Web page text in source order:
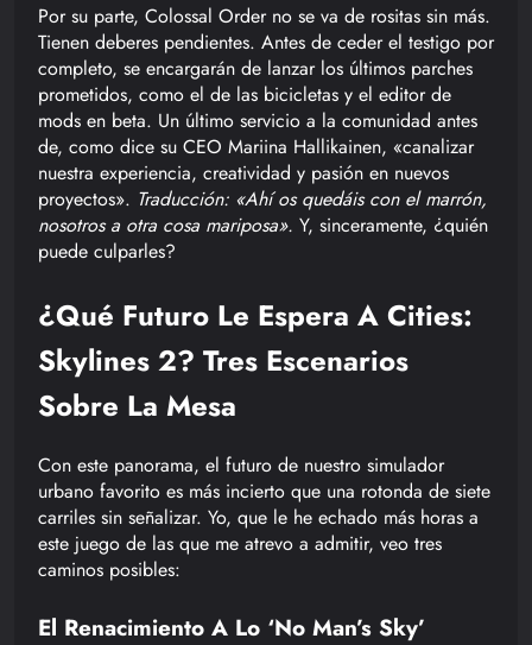
Por su parte, Colossal Order no se va de rositas sin más.
Tienen deberes pendientes. Antes de ceder el testigo por
completo, se encargarán de lanzar los últimos parches
prometidos, como el de las bicicletas y el editor de
mods en beta. Un último servicio a la comunidad antes
de, como dice su CEO Mariina Hallikainen, «canalizar
nuestra experiencia, creatividad y pasión en nuevos
proyectos». Traducción: «Ahí os quedáis con el marrón,
nosotros a otra cosa mariposa». Y, sinceramente, ¿quién
puede culparles?
¿Qué Futuro Le Espera A Cities:
Skylines 2? Tres Escenarios
Sobre La Mesa
Con este panorama, el futuro de nuestro simulador
urbano favorito es más incierto que una rotonda de siete
carriles sin señalizar. Yo, que le he echado más horas a
este juego de las que me atrevo a admitir, veo tres
caminos posibles:
El Renacimiento A Lo ‘No Man’s Sky’